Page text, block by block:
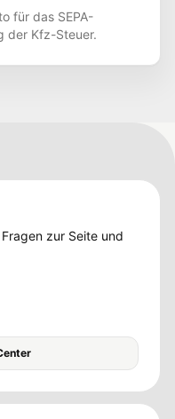
für das SEPA-
der Kfz-Steuer.
zur Seite und